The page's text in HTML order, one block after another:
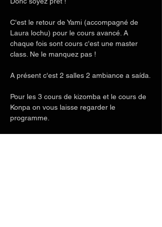
C'est le retour de Yami (accompagné de
Laura lochu) pour le cours avancé. A
chaque fois sont cours c'est une master
class. Ne le manquez pas !
A présent c'est 2 salles 2 ambiance a saída.
Pour les 3 cours de kizomba et le cours de
Konpa on vous laisse regarder le
programme.